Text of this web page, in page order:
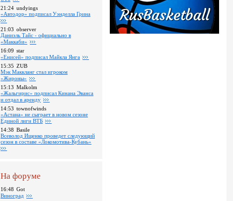
21:24 undyings
«Автодор» подписал Уэнделла Грина
21:03 observer
Даниэль Тайс - официально в
«Маккаби»
16:09 star
«Енисей» подписал Майкла Янга
15:35 ZUB
Мэк Маккланг стал игроком
«Жироны»
15:13 Malkolm
«Жальгирис» подписал Кинана Эванса
и отдал в аренду
14:53 townofwinds
«Астана» не сыграет в новом сезоне
Единой лиги ВТБ
14:38 Basile
Всеволод Ищенко проведет следующий
сезон в составе «Локомотива-Кубань»
На форуме
16:48 Got
Виноград